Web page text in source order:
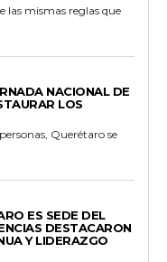
las mismas reglas que
NACIONAL DE
LOS
Querétaro se
ES SEDE DEL
DESTACARON
Y LIDERAZGO